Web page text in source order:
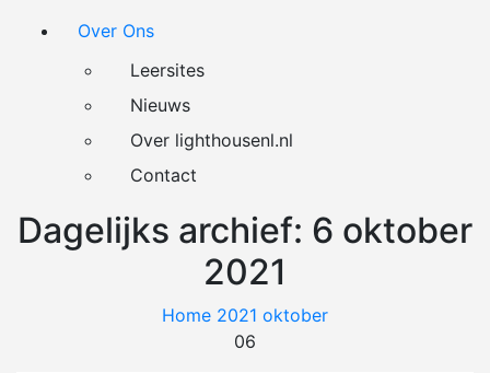
Over Ons
Leersites
Nieuws
Over lighthousenl.nl
Contact
Dagelijks archief: 6 oktober
2021
Home 2021 oktober
06